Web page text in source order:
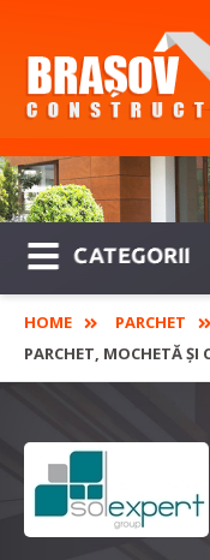
CATEGORII
HOME PARCHET
PARCHET, MOCHETĂ ȘI